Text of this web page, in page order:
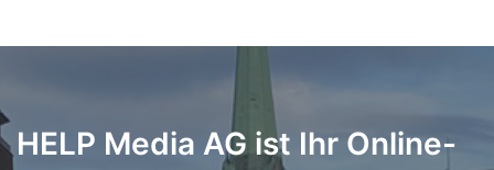
HELP Media AG ist Ihr Online-